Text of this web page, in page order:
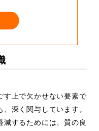
す上で欠かせない要素で
深く関与しています。
減するためには、質の良